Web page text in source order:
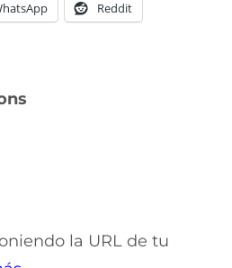
Reddit
la URL de tu